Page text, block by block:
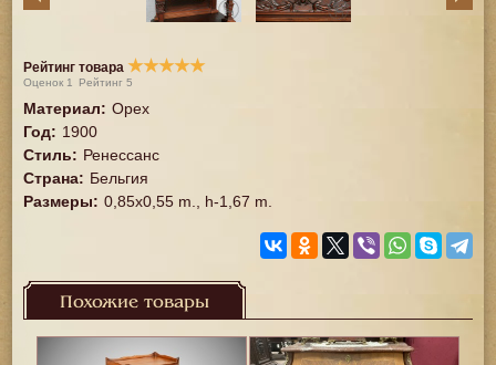
Рейтинг товара ★★★★★
Оценок 1 Рейтинг5
Материал: Орех
Год: 1900
Стиль: Ренессанс
Страна: Бельгия
Размеры: 0,85x0,55 m., h-1,67 m.
Похожие товары